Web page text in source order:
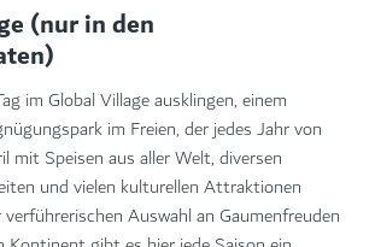
(nur in den
im Global Village ausklingen, einem
im Freien, der jedes Jahr von
mit Speisen aus aller Welt, diversen
und vielen kulturellen Attraktionen
Auswahl an Gaumenfreuden